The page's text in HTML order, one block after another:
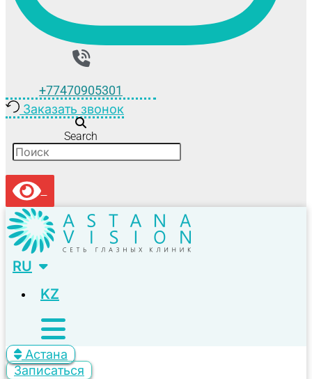
+77470905301
Заказать звонок
Search
RU
KZ
Астана
Записаться